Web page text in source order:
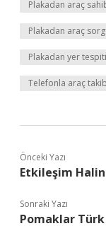
Plakadan araç
Plakadan araç
Plakadan yer tespiti
Telefonla araç
Önceki Yazı
Etkileşim
Sonraki Yazı
Pomaklar Türk